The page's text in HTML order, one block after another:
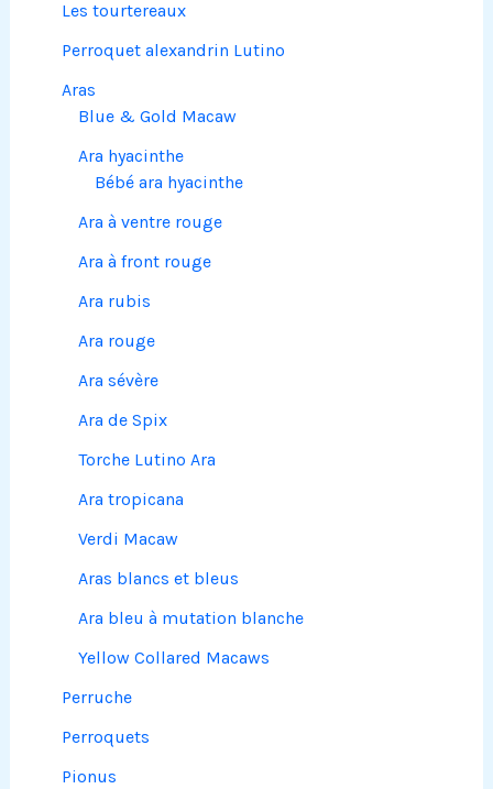
Les tourtereaux
Perroquet alexandrin Lutino
Aras
Blue & Gold Macaw
Ara hyacinthe
Bébé ara hyacinthe
Ara à ventre rouge
Ara à front rouge
Ara rubis
Ara rouge
Ara sévère
Ara de Spix
Torche Lutino Ara
Ara tropicana
Verdi Macaw
Aras blancs et bleus
Ara bleu à mutation blanche
Yellow Collared Macaws
Perruche
Perroquets
Pionus